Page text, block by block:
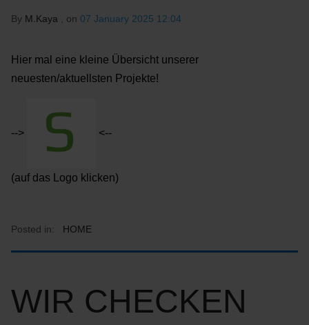
By M.Kaya , on 07 January 2025 12:04
Hier mal eine kleine Übersicht unserer
neuesten/aktuellsten Projekte!
--> <--
(auf das Logo klicken)
Posted in: HOME
WIR CHECKEN